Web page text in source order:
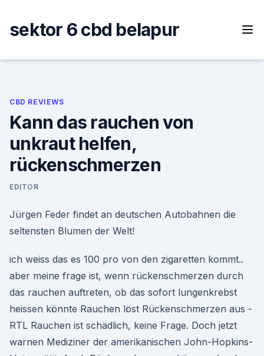
content
sektor 6 cbd belapur
CBD REVIEWS
Kann das rauchen von
unkraut helfen,
rückenschmerzen
EDITOR
Jürgen Feder findet an deutschen Autobahnen die
seltensten Blumen der Welt!
ich weiss das es 100 pro von den zigaretten kommt..
aber meine frage ist, wenn rückenschmerzen durch
das rauchen auftreten, ob das sofort lungenkrebst
heissen könnte Rauchen löst Rückenschmerzen aus -
RTL Rauchen ist schädlich, keine Frage. Doch jetzt
warnen Mediziner der amerikanischen John-Hopkins-